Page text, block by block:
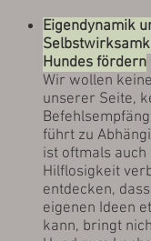
Eigendynamik
Hundes fördern
Wir wollen
unserer Seite,
führt zu
ist oftmals auch
Hilflosigkeit
entdecken,
eigenen Ideen
kann, bringt